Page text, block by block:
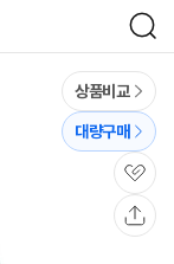
검
색
상품비교
대량구매
관
심